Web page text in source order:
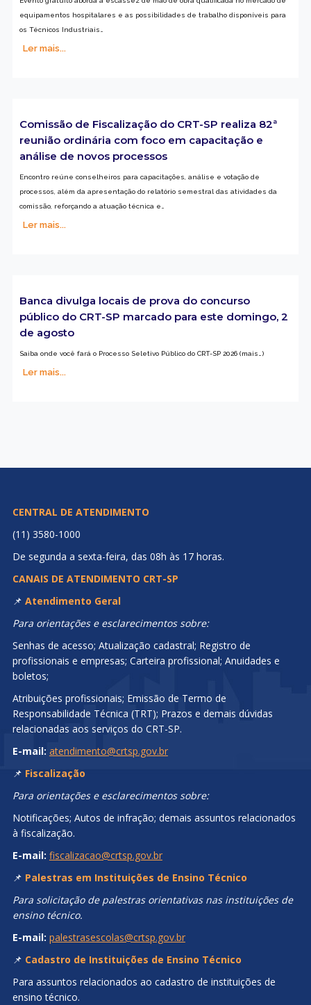
equipamentos hospitalares e as possibilidades de trabalho disponíveis para
os Técnicos Industriais…
Ler mais...
Comissão de Fiscalização do CRT-SP realiza 82ª
reunião ordinária com foco em capacitação e
análise de novos processos
Encontro reúne conselheiros para capacitações, análise e votação de
processos, além da apresentação do relatório semestral das atividades da
comissão, reforçando a atuação técnica e…
Ler mais...
Banca divulga locais de prova do concurso
público do CRT-SP marcado para este domingo, 2
de agosto
Saiba onde você fará o Processo Seletivo Público do CRT-SP 2026 (mais…)
Ler mais...
CENTRAL DE ATENDIMENTO
(11) 3580-1000
De segunda a sexta-feira, das 08h às 17 horas.
CANAIS DE ATENDIMENTO CRT-SP
📌 Atendimento Geral
Para orientações e esclarecimentos sobre:
Senhas de acesso; Atualização cadastral; Registro de
profissionais e empresas; Carteira profissional; Anuidades e
boletos;
Atribuições profissionais; Emissão de Termo de
Responsabilidade Técnica (TRT); Prazos e demais dúvidas
relacionadas aos serviços do CRT-SP.
E-mail: atendimento@crtsp.gov.br
📌 Fiscalização
Para orientações e esclarecimentos sobre:
Notificações; Autos de infração; demais assuntos relacionados
à fiscalização.
E-mail: fiscalizacao@crtsp.gov.br
📌 Palestras em Instituições de Ensino Técnico
Para solicitação de palestras orientativas nas instituições de
ensino técnico.
E-mail: palestrasescolas@crtsp.gov.br
📌 Cadastro de Instituições de Ensino Técnico
Para assuntos relacionados ao cadastro de instituições de
ensino técnico.